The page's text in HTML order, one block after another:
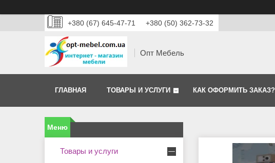
+380 (67) 645-47-71 +380 (50) 362-73-32
Опт Мебель
ГЛАВНАЯ ТОВАРЫ И УСЛУГИ КАК ОФОРМИТЬ ЗАКАЗ?
Товары и услуги